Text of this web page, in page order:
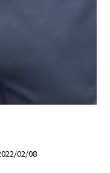
02/08